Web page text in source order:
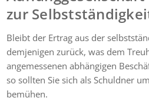
zur
Bleibt der Ertrag aus der
demjenigen zurück, was dem
angemessenen abhängigen
so sollten Sie sich als Schuldner
bemühen.